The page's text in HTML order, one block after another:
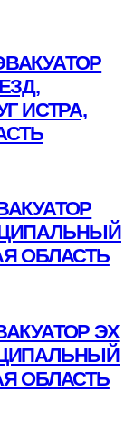
ИСТРА,
ОБЛАСТЬ
ЭХ
ОБЛАСТЬ